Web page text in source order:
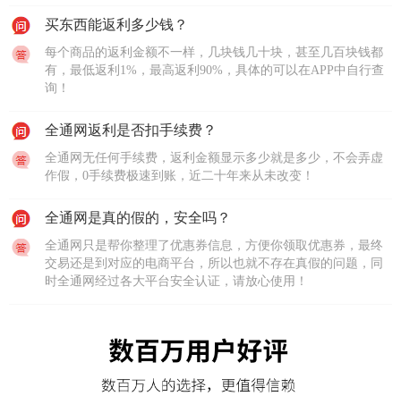
买东西能返利多少钱？
每个商品的返利金额不一样，几块钱几十块，甚至几百块钱都
有，最低返利1%，最高返利90%，具体的可以在APP中自行查
询！
全通网返利是否扣手续费？
全通网无任何手续费，返利金额显示多少就是多少，不会弄虚
作假，0手续费极速到账，近二十年来从未改变！
全通网是真的假的，安全吗？
全通网只是帮你整理了优惠券信息，方便你领取优惠券，最终
交易还是到对应的电商平台，所以也就不存在真假的问题，同
时全通网经过各大平台安全认证，请放心使用！